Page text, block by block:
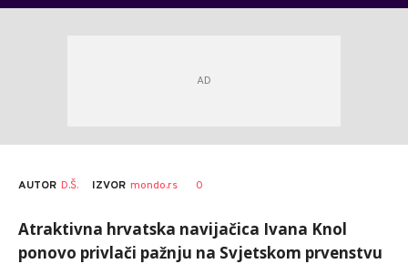
AUTOR D.Š. IZVOR mondo.rs 0
Atraktivna hrvatska navijačica Ivana Knol
ponovo privlači pažnju na Svjetskom prvenstvu